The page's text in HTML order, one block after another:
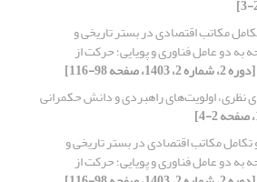
مکاتب اقتصادی در بستر تاریخی و
به دو عامل فناوری و پویایی؛ حرکت از
[دوره 2، شماره 2، 1403، صفحه 98-116]
نظری، اولویت‌های راهبردی و دانش حکمرانی
تکامل مکاتب اقتصادی در بستر تاریخی و
به دو عامل فناوری و پویایی؛ حرکت از